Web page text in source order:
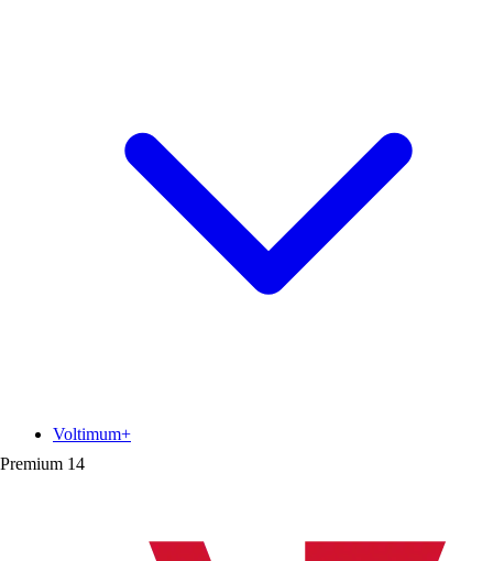
Premium 14
Voltimum+